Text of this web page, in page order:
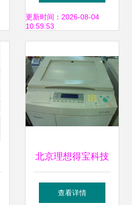
运转的坚实后盾
更新时间：2026-08-04
10:59:53
北京理想得宝科技
济南批发部——一
查看详情